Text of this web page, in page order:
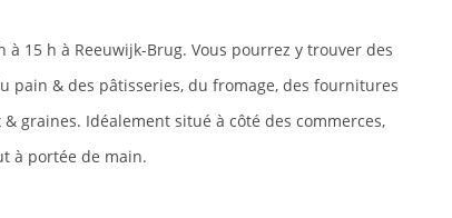
15 h à Reeuwijk-Brug. Vous pourrez y trouver des
pain & des pâtisseries, du fromage, des fournitures
graines. Idéalement situé à côté des commerces,
à portée de main.